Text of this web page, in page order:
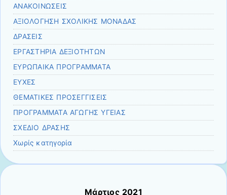
ΑΝΑΚΟΙΝΩΣΕΙΣ
ΑΞΙΟΛΟΓΗΣΗ ΣΧΟΛΙΚΗΣ ΜΟΝΑΔΑΣ
ΔΡΑΣΕΙΣ
ΕΡΓΑΣΤΗΡΙΑ ΔΕΞΙΟΤΗΤΩΝ
ΕΥΡΩΠΑΙΚΑ ΠΡΟΓΡΑΜΜΑΤΑ
ΕΥΧΕΣ
ΘΕΜΑΤΙΚΕΣ ΠΡΟΣΕΓΓΙΣΕΙΣ
ΠΡΟΓΡΑΜΜΑΤΑ ΑΓΩΓΗΣ ΥΓΕΙΑΣ
ΣΧΕΔΙΟ ΔΡΑΣΗΣ
Χωρίς κατηγορία
Μάρτιος 2021